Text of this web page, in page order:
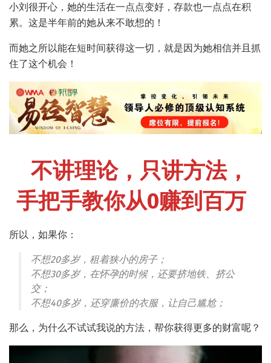
小刘很开心，她的生活在一点点变好，存款也一点点在积
累。这是半年前的她从来不敢想的！
而她之所以能在短时间获得这一切，就是因为她相信并且抓
住了这个机会！
不讲理论，只讲方法，
手把手教你从0赚到百万
所以，如果你：
不想20多岁，租着狭小的房子；
不想30多岁，在怀孕的时候，还要挤地铁、挤公
交；
不想40多岁，还穿廉价的衣服，让自己尴尬；
那么，为什么不试试我说的方法，帮你获得更多的财富呢？